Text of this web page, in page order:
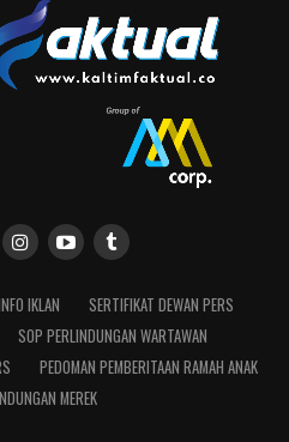
IKLAN
SERTIFIKAT DEWAN PERS
SOP PERLINDUNGAN WARTAWAN
PEDOMAN PEMBERITAAN RAMAH ANAK
MEREK